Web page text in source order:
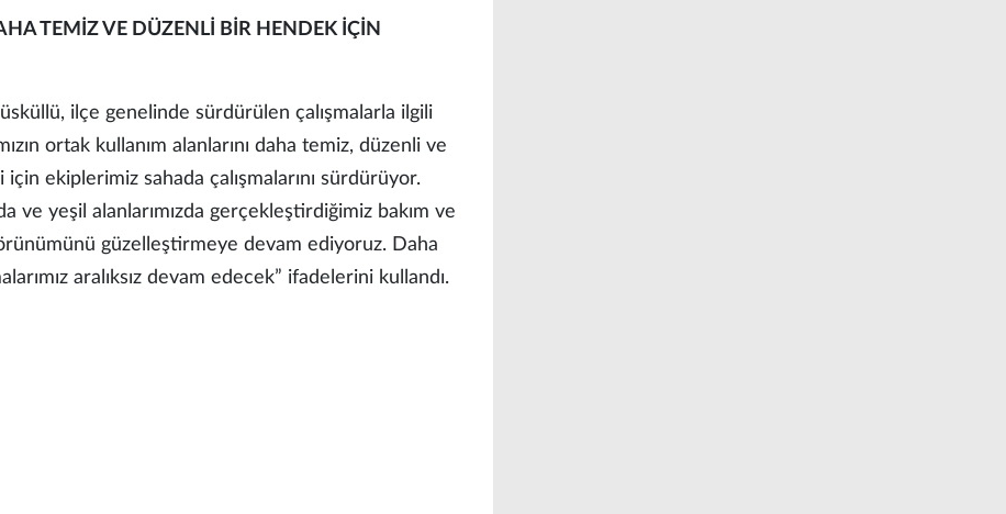
TEMİZ VE DÜZENLİ BİR HENDEK İÇİN
ilçe genelinde sürdürülen çalışmalarla ilgili
ortak kullanım alanlarını daha temiz, düzenli ve
ekiplerimiz sahada çalışmalarını sürdürüyor.
ve yeşil alanlarımızda gerçekleştirdiğimiz bakım ve
güzelleştirmeye devam ediyoruz. Daha
aralıksız devam edecek” ifadelerini kullandı.